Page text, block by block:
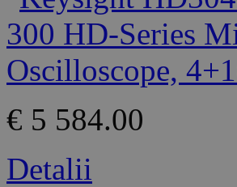
€ 5 584.00
Detalii